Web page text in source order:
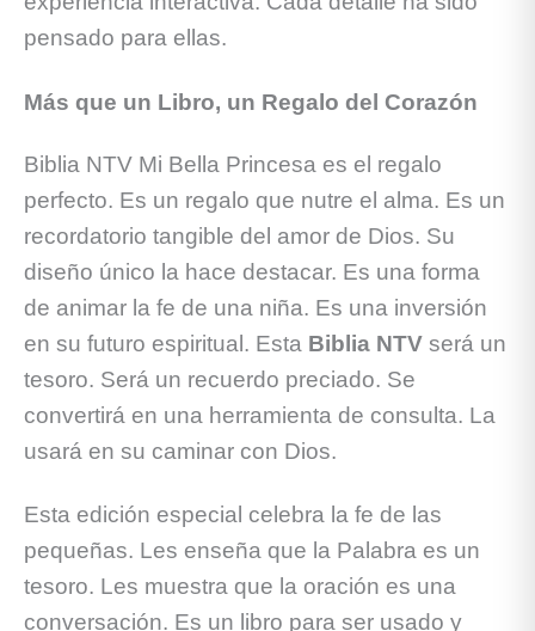
pensado para ellas.
Más que un Libro, un Regalo del Corazón
Biblia NTV Mi Bella Princesa es el regalo
perfecto. Es un regalo que nutre el alma. Es un
recordatorio tangible del amor de Dios. Su
diseño único la hace destacar. Es una forma
de animar la fe de una niña. Es una inversión
en su futuro espiritual. Esta Biblia NTV será un
tesoro. Será un recuerdo preciado. Se
convertirá en una herramienta de consulta. La
usará en su caminar con Dios.
Esta edición especial celebra la fe de las
pequeñas. Les enseña que la Palabra es un
tesoro. Les muestra que la oración es una
conversación. Es un libro para ser usado y